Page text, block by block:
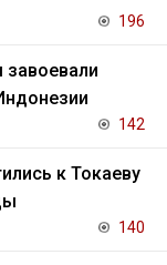
196
завоевали
142
к Токаеву
140